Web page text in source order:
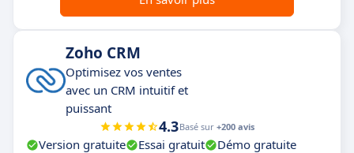
Zoho CRM
Optimisez vos ventes
avec un CRM intuitif et
puissant
4.3Basé sur +200 avis
Version gratuite Essai gratuit
Démo gratuite